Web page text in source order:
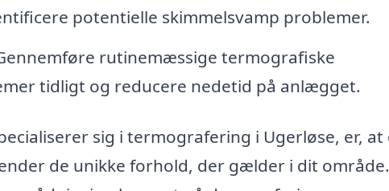
potentielle skimmelsvamp problemer.
rutinemæssige termografiske
tidligt og reducere nedetid på anlægget.
sig i termografering i Ugerløse, er, at
de unikke forhold, der gælder i dit